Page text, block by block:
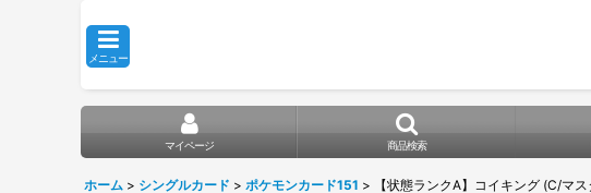
メニュー
マイページ 商品検索
ホーム > シングルカード > ポケモンカード151 > 【状態ランクA】コイキング (C/マ